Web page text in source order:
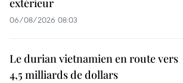
extérieur
06/08/2026 08:03
Le durian vietnamien en route vers
4,5 milliards de dollars